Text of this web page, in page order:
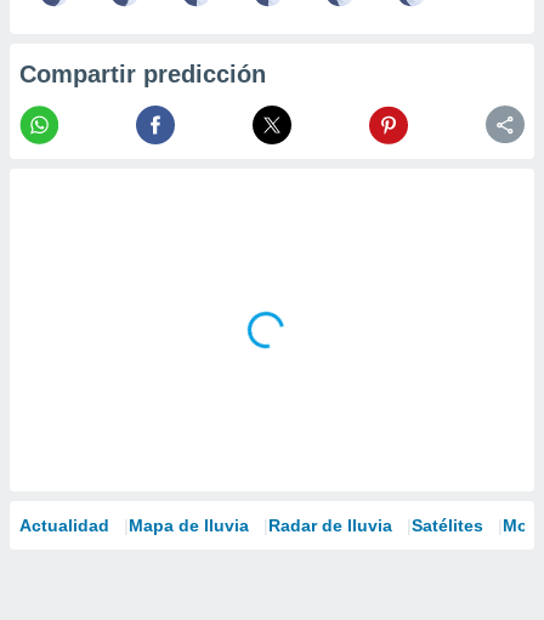
Compartir predicción
Actualidad Mapa de lluvia Radar de lluvia Satélites